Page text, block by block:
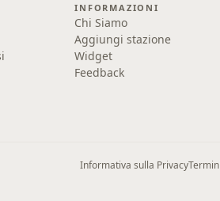
INFORMAZIONI
Chi Siamo
Aggiungi stazione
Widget
Feedback
Informativa sulla Privacy